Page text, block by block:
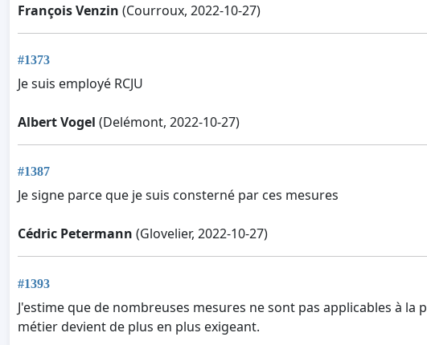
François Venzin (Courroux, 2022-10-27)
#1373
Je suis employé RCJU
Albert Vogel (Delémont, 2022-10-27)
#1387
Je signe parce que je suis consterné par ces mesures
Cédric Petermann (Glovelier, 2022-10-27)
#1393
J'estime que de nombreuses mesures ne sont pas applicables à
métier devient de plus en plus exigeant.